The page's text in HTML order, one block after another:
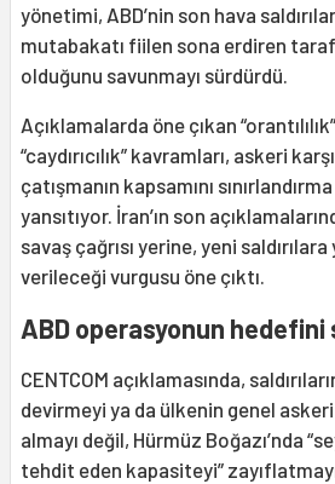
yönetimi, ABD’nin son hava
mutabakatı fiilen sona erdiren
olduğunu savunmayı sürdürdü.
Açıklamalarda öne çıkan
“caydırıcılık” kavramları, askeri
çatışmanın kapsamını
yansıtıyor. İran’ın son
savaş çağrısı yerine, yeni saldırılara
verileceği vurgusu öne çıktı.
ABD operasyonun hedefini
CENTCOM açıklamasında,
devirmeyi ya da ülkenin genel askeri
almayı değil, Hürmüz Boğazı’nda
tehdit eden kapasiteyi” zayıflatmayı